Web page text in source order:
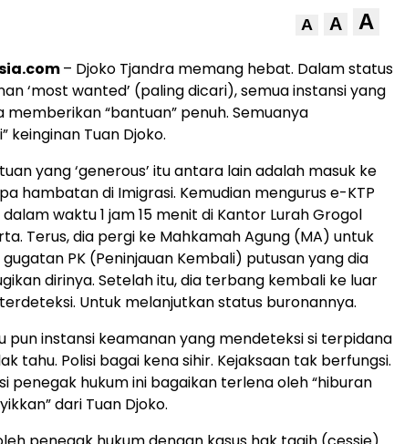
A A A
– Djoko Tjandra memang hebat. Dalam status
‘most wanted’ (paling dicari), semua instansi yang
memberikan “bantuan” penuh. Semuanya
keinginan Tuan Djoko.
yang ‘generous’ itu antara lain adalah masuk ke
hambatan di Imigrasi. Kemudian mengurus e-KTP
waktu 1 jam 15 menit di Kantor Lurah Grogol
Terus, dia pergi ke Mahkamah Agung (MA) untuk
PK (Peninjauan Kembali) putusan yang dia
dirinya. Setelah itu, dia terbang kembali ke luar
Untuk melanjutkan status buronannya.
pun instansi keamanan yang mendeteksi si terpidana
tahu. Polisi bagai kena sihir. Kejaksaan tak berfungsi.
penegak hukum ini bagaikan terlena oleh “hiburan
dari Tuan Djoko.